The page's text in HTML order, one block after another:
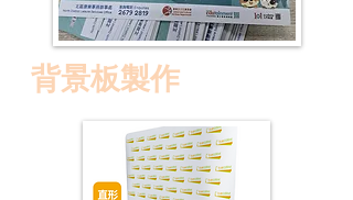
背景板製作